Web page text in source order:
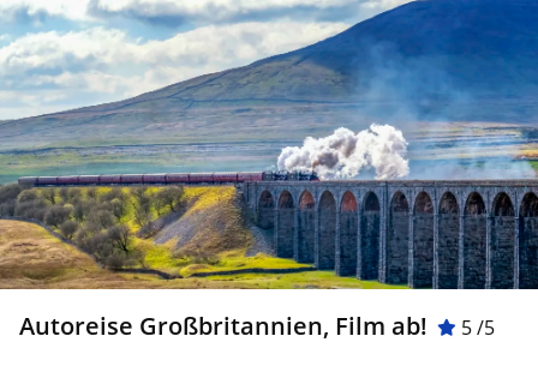
Autoreise Großbritannien, Film ab! 5 /5